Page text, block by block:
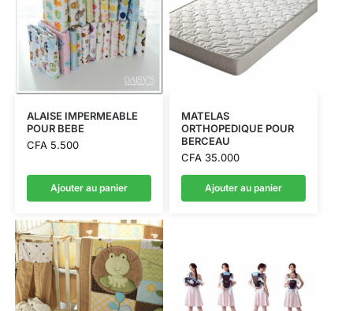
ALAISE IMPERMEABLE
POUR BEBE
CFA5.500
Ajouter au panier
MATELAS
ORTHOPEDIQUE POUR
BERCEAU
CFA35.000
Ajouter au panier